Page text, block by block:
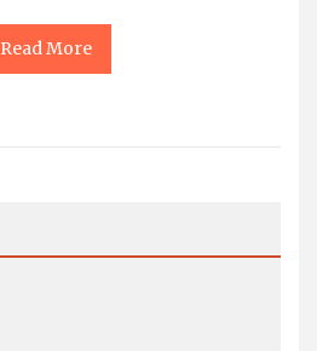
Read More